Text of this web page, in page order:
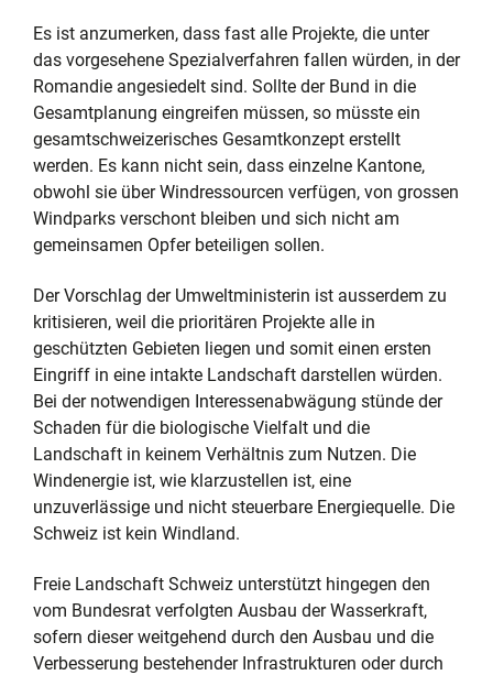
Es ist anzumerken, dass fast alle Projekte, die unter
das vorgesehene Spezialverfahren fallen würden, in der
Romandie angesiedelt sind. Sollte der Bund in die
Gesamtplanung eingreifen müssen, so müsste ein
gesamtschweizerisches Gesamtkonzept erstellt
werden. Es kann nicht sein, dass einzelne Kantone,
obwohl sie über Windressourcen verfügen, von grossen
Windparks verschont bleiben und sich nicht am
gemeinsamen Opfer beteiligen sollen.
Der Vorschlag der Umweltministerin ist ausserdem zu
kritisieren, weil die prioritären Projekte alle in
geschützten Gebieten liegen und somit einen ersten
Eingriff in eine intakte Landschaft darstellen würden.
Bei der notwendigen Interessenabwägung stünde der
Schaden für die biologische Vielfalt und die
Landschaft in keinem Verhältnis zum Nutzen. Die
Windenergie ist, wie klarzustellen ist, eine
unzuverlässige und nicht steuerbare Energiequelle. Die
Schweiz ist kein Windland.
Freie Landschaft Schweiz unterstützt hingegen den
vom Bundesrat verfolgten Ausbau der Wasserkraft,
sofern dieser weitgehend durch den Ausbau und die
Verbesserung bestehender Infrastrukturen oder durch